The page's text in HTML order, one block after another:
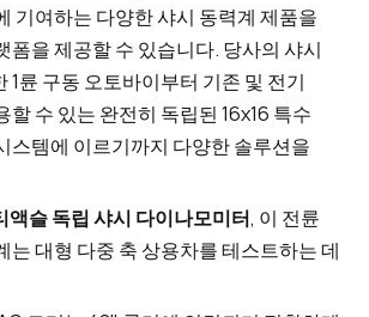
기여하는 다양한 샤시 동력계 제품을
폼을 제공할 수 있습니다. 당사의 샤시
1륜 구동 오토바이부터 기존 및 전기
할 수 있는 완전히 독립된 16x16 특수
스템에 이르기까지 다양한 솔루션을
슬 독립 샤시 다이나모미터, 이 전륜
는 대형 다중 축 상용차를 테스트하는 데